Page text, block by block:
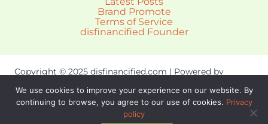
Brand Promote
Terms of Service
disfinancified Founder
Copyright © 2025 disfinancified.com | Powered by
Sitemap
Privacy Policy
We use cookies to improve your experience on our website. By
continuing to browse, you agree to our use of cookies. Privacy
policy